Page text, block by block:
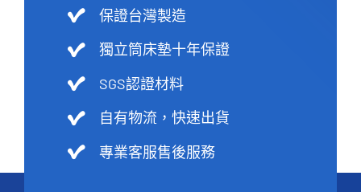
保證台灣製造
獨立筒床墊十年保證
SGS認證材料
自有物流，快速出貨
專業客服售後服務